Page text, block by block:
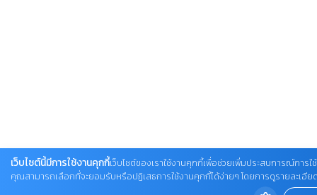
เว็บไซต์นี้มีการใช้งานคุกกี้เว็บไซต์ของเราใช้งานคุกกี้เพื่อช่วยเพิ่มประสบการณ์การใ
คุณสามารถเลือกที่จะยอมรับหรือปฏิเสธการใช้งานคุกกี้ได้ง่ายๆ โดยการดูรายละเอีย